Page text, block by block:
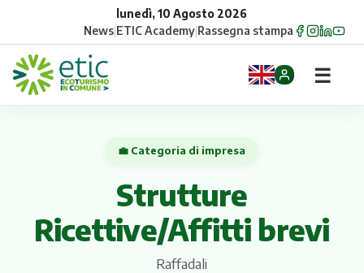
lunedì, 10 Agosto 2026
News|ETIC Academy|Rassegna stampa
Aziende
☰
💼 Categoria di impresa
Strutture
Ricettive/Affitti brevi
Raffadali